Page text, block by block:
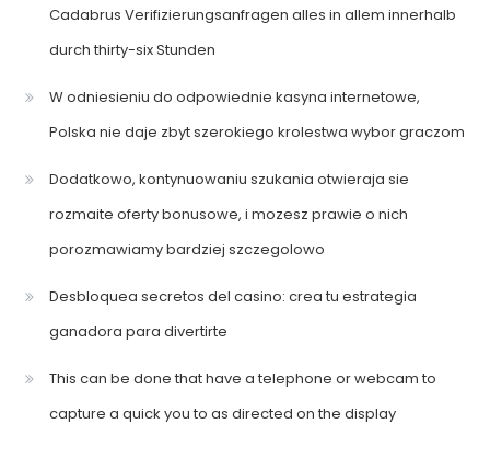
Cadabrus Verifizierungsanfragen alles in allem innerhalb
durch thirty-six Stunden
W odniesieniu do odpowiednie kasyna internetowe,
Polska nie daje zbyt szerokiego krolestwa wybor graczom
Dodatkowo, kontynuowaniu szukania otwieraja sie
rozmaite oferty bonusowe, i mozesz prawie o nich
porozmawiamy bardziej szczegolowo
Desbloquea secretos del casino: crea tu estrategia
ganadora para divertirte
This can be done that have a telephone or webcam to
capture a quick you to as directed on the display